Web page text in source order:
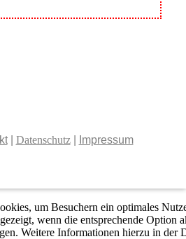
| Datenschutz| Impressum
um Besuchern ein optimales
wenn die entsprechende Option
Weitere Informationen hierzu in der